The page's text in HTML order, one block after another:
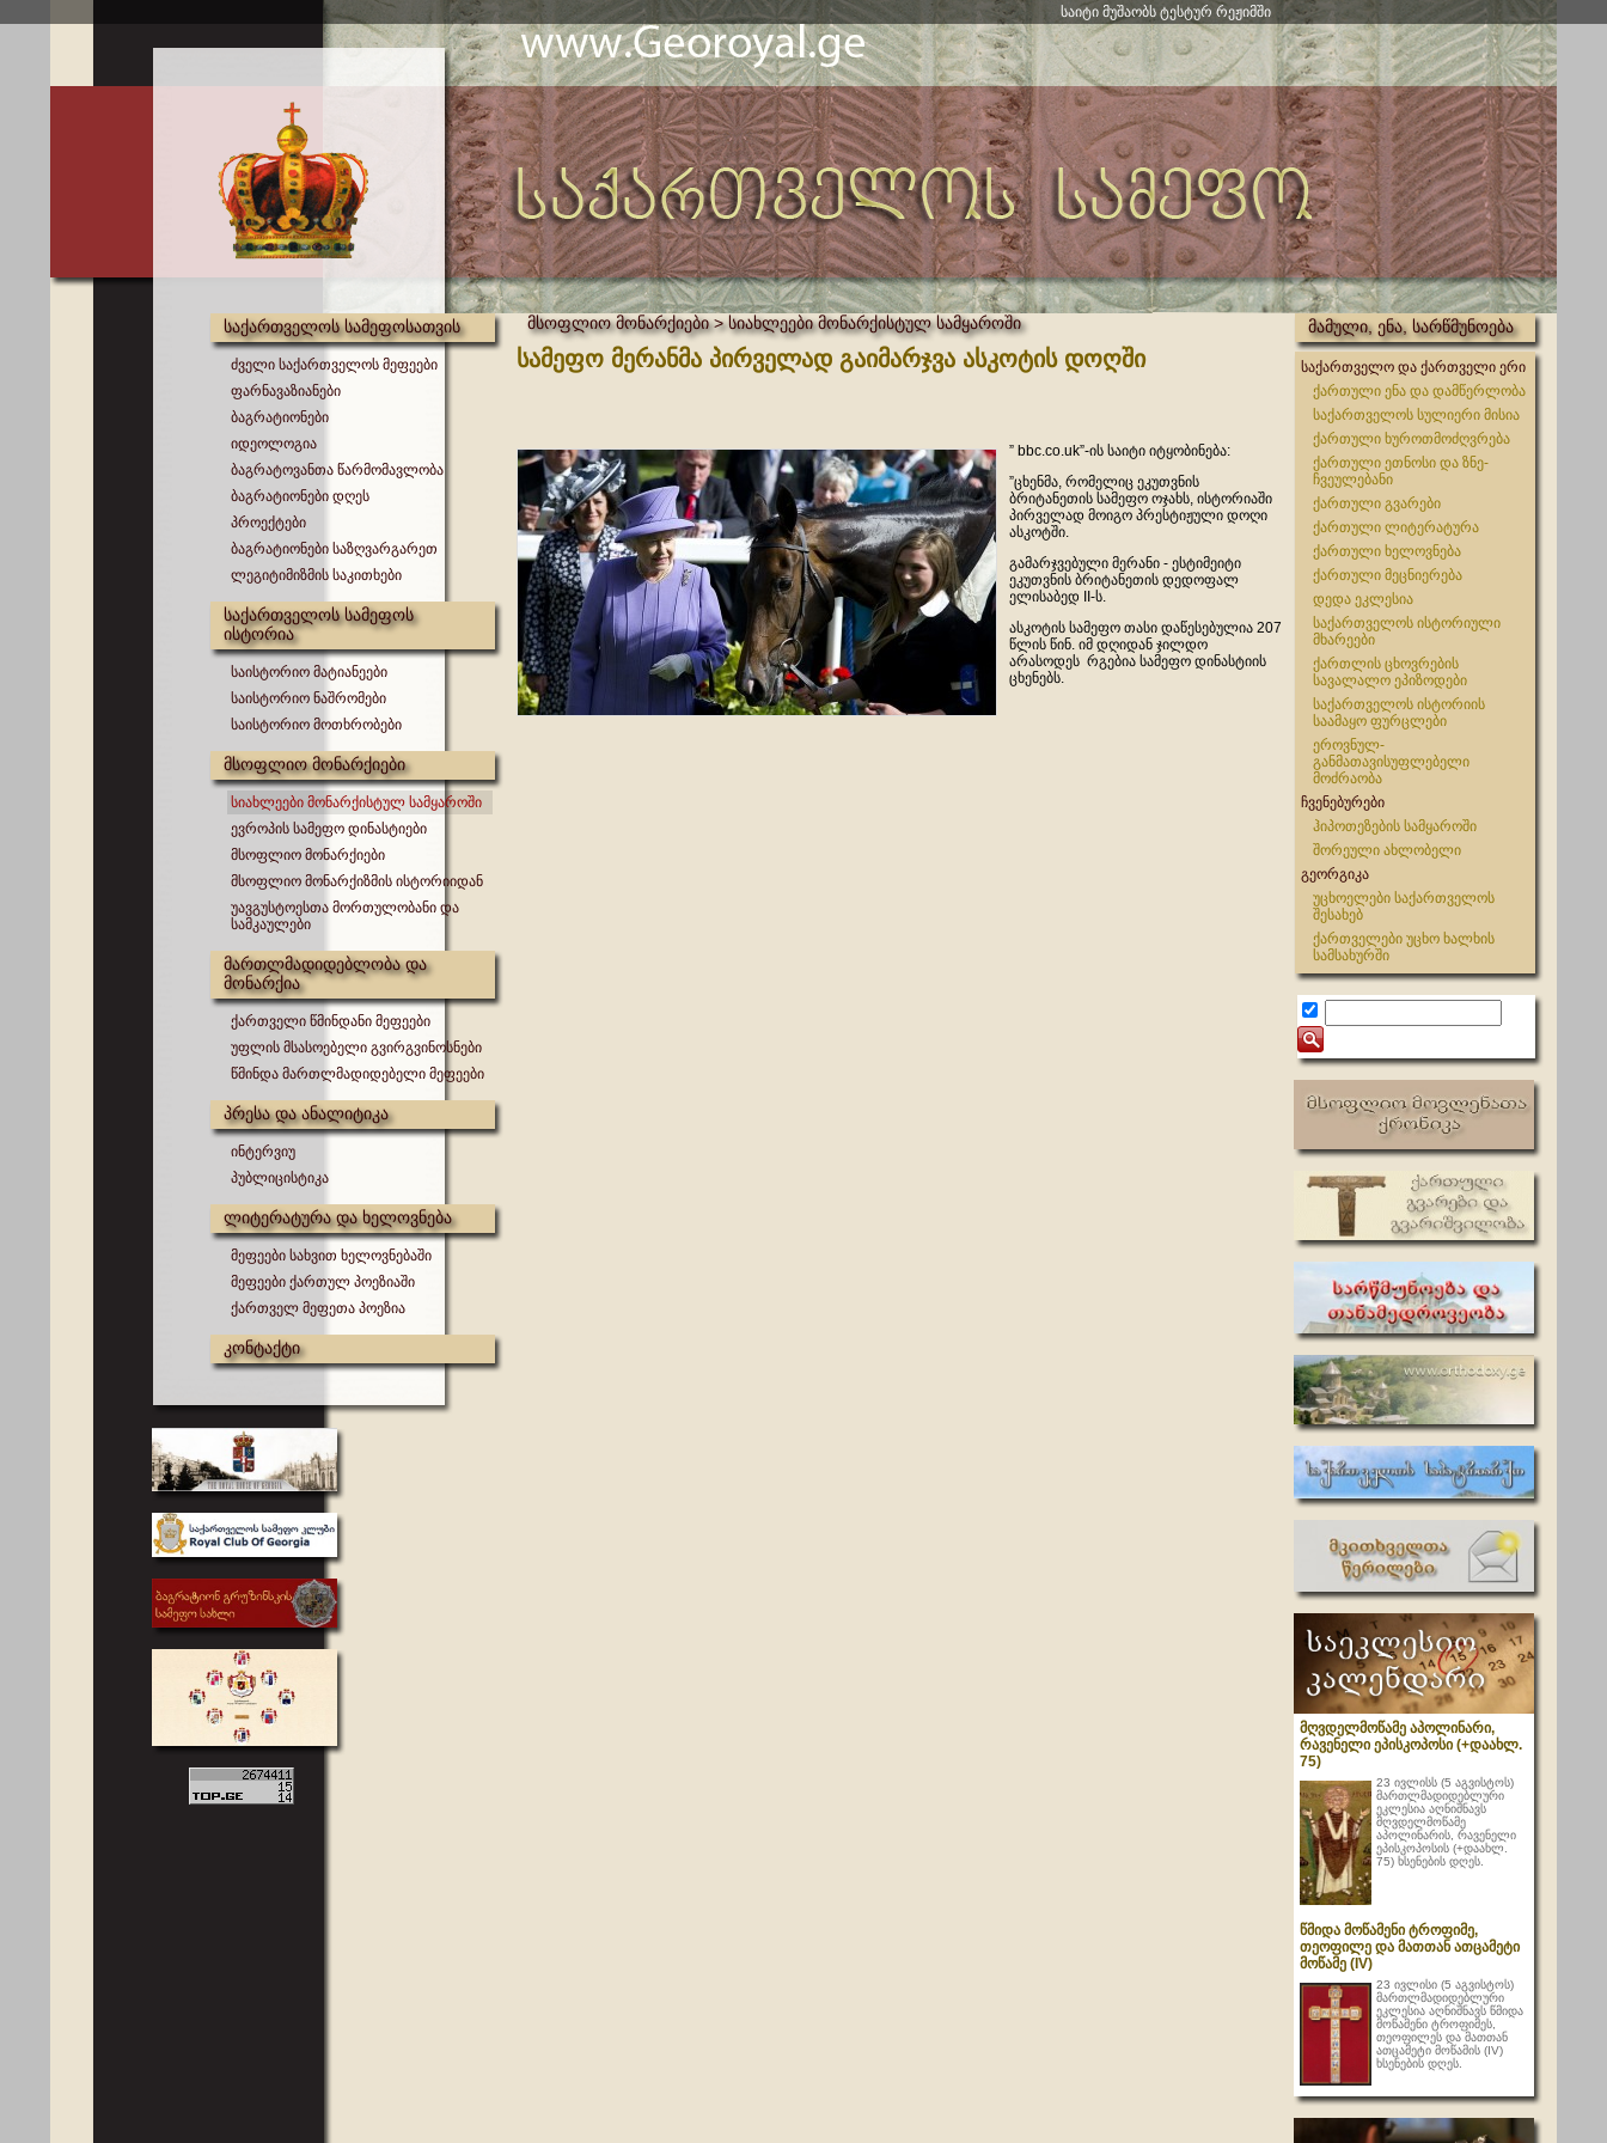
საიტი მუშაობს ტესტურ რეჟიმში
საქართველოს სამეფოსათვის
ძველი საქართველოს მეფეები
ფარნავაზიანები
ბაგრატიონები
იდეოლოგია
ბაგრატოვანთა წარმომავლობა
ბაგრატიონები დღეს
პროექტები
ბაგრატიონები საზღვარგარეთ
ლეგიტიმიზმის საკითხები
საქართველოს სამეფოს
ისტორია
საისტორიო მატიანეები
საისტორიო ნაშრომები
საისტორიო მოთხრობები
მსოფლიო მონარქიები
სიახლეები მონარქისტულ სამყაროში
ევროპის სამეფო დინასტიები
მსოფლიო მონარქიები
მსოფლიო მონარქიზმის ისტორიიდან
უავგუსტოესთა მორთულობანი და
სამკაულები
მართლმადიდებლობა და
მონარქია
ქართველი წმინდანი მეფეები
უფლის მსასოებელი გვირგვინოსნები
წმინდა მართლმადიდებელი მეფეები
პრესა და ანალიტიკა
ინტერვიუ
პუბლიცისტიკა
ლიტერატურა და ხელოვნება
მეფეები სახვით ხელოვნებაში
მეფეები ქართულ პოეზიაში
ქართველ მეფეთა პოეზია
კონტაქტი
მსოფლიო მონარქიები > სიახლეები მონარქისტულ სამყაროში
სამეფო მერანმა პირველად გაიმარჯვა ასკოტის დოღში
” bbc.co.uk”-ის საიტი იტყობინება:
”ცხენმა, რომელიც ეკუთვნის
ბრიტანეთის სამეფო ოჯახს, ისტორიაში
პირველად მოიგო პრესტიჟული დოღი
ასკოტში.
გამარჯვებული მერანი - ესტიმეიტი
ეკუთვნის ბრიტანეთის დედოფალ
ელისაბედ II-ს.
ასკოტის სამეფო თასი დაწესებულია 207
წლის წინ. იმ დღიდან ჯილდო
არასოდეს რგებია სამეფო დინასტიის
ცხენებს.
მამული, ენა, სარწმუნოება
საქართველო და ქართველი ერი
ქართული ენა და დამწერლობა
საქართველოს სულიერი მისია
ქართული ხუროთმოძღვრება
ქართული ეთნოსი და ზნე-
ჩვეულებანი
ქართული გვარები
ქართული ლიტერატურა
ქართული ხელოვნება
ქართული მეცნიერება
დედა ეკლესია
საქართველოს ისტორიული
მხარეები
ქართლის ცხოვრების
სავალალო ეპიზოდები
საქართველოს ისტორიის
საამაყო ფურცლები
ეროვნულ-
განმათავისუფლებელი
მოძრაობა
ჩვენებურები
ჰიპოთეზების სამყაროში
შორეული ახლობელი
გეორგიკა
უცხოელები საქართველოს
შესახებ
ქართველები უცხო ხალხის
სამსახურში
მღვდელმოწამე აპოლინარი,
რავენელი ეპისკოპოსი (+დაახლ.
75)
23 ივლისს (5 აგვისტოს)
მართლმადიდებლური
ეკლესია აღნიშნავს
მღვდელმოწამე
აპოლინარის, რავენელი
ეპისკოპოსის (+დაახლ.
75) ხსენების დღეს.
წმიდა მოწამენი ტროფიმე,
თეოფილე და მათთან ათცამეტი
მოწამე (IV)
23 ივლისი (5 აგვისტოს)
მართლმადიდებლური
ეკლესია აღნიშნავს წმიდა
მოწამენი ტროფიმეს,
თეოფილეს და მათთან
ათცამეტი მოწამის (IV)
ხსენების დღეს.